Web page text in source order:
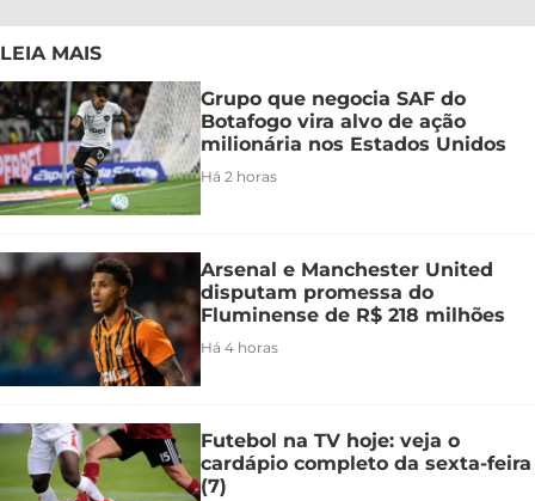
LEIA MAIS
Grupo que negocia SAF do
Botafogo vira alvo de ação
milionária nos Estados Unidos
Há 2 horas
Arsenal e Manchester United
disputam promessa do
Fluminense de R$ 218 milhões
Há 4 horas
Futebol na TV hoje: veja o
cardápio completo da sexta-feira
(7)